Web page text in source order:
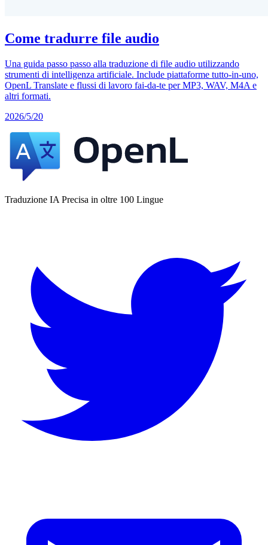
Come tradurre file audio
Una guida passo passo alla traduzione di file audio utilizzando
strumenti di intelligenza artificiale. Include piattaforme tutto-in-uno,
OpenL Translate e flussi di lavoro fai-da-te per MP3, WAV, M4A e
altri formati.
2026/5/20
Traduzione IA Precisa in oltre 100 Lingue